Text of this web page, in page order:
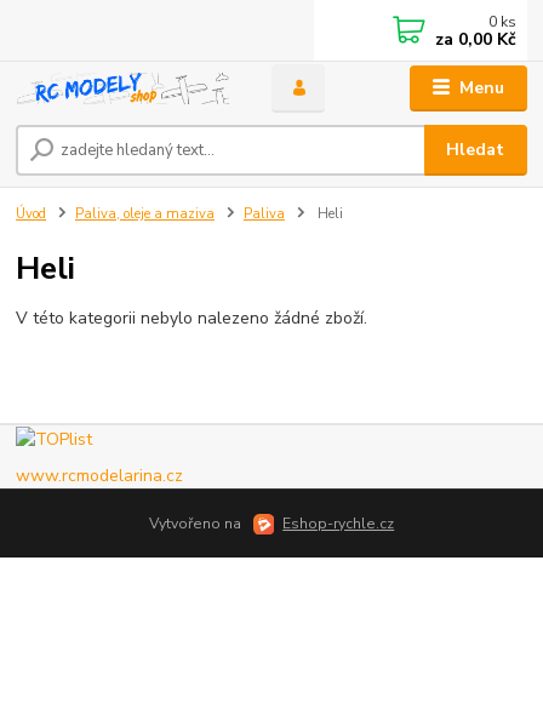
Menu
Hledat
0 ks
za 0,00 Kč
Úvod Paliva, oleje a maziva Paliva Heli
Heli
V této kategorii nebylo nalezeno žádné zboží.
www.rcmodelarina.cz
Vytvořeno na Eshop-rychle.cz